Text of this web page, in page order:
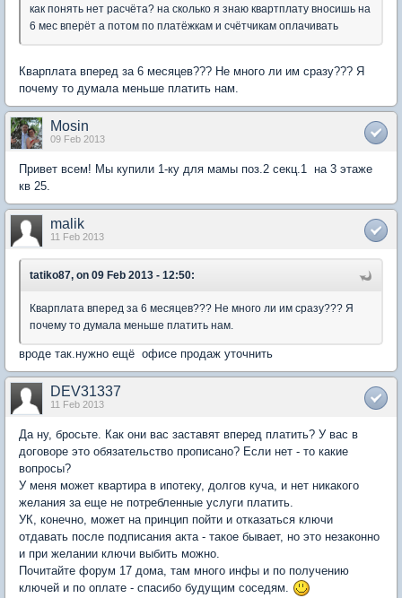
как понять нет расчёта? на сколько я знаю квартплату вносишь на
6 мес вперёт а потом по платёжкам и счётчикам оплачивать
Кварплата вперед за 6 месяцев??? Не много ли им сразу??? Я
почему то думала меньше платить нам.
Mosin
09 Feb 2013
Привет всем! Мы купили 1-ку для мамы поз.2 секц.1 на 3 этаже
кв 25.
malik
11 Feb 2013
tatiko87, on 09 Feb 2013 - 12:50:
Кварплата вперед за 6 месяцев??? Не много ли им сразу??? Я
почему то думала меньше платить нам.
вроде так.нужно ещё офисе продаж уточнить
DEV31337
11 Feb 2013
Да ну, бросьте. Как они вас заставят вперед платить? У вас в
договоре это обязательство прописано? Если нет - то какие
вопросы?
У меня может квартира в ипотеку, долгов куча, и нет никакого
желания за еще не потребленные услуги платить.
УК, конечно, может на принцип пойти и отказаться ключи
отдавать после подписания акта - такое бывает, но это незаконно
и при желании ключи выбить можно.
Почитайте форум 17 дома, там много инфы и по получению
ключей и по оплате - cпасибо будущим соседям.